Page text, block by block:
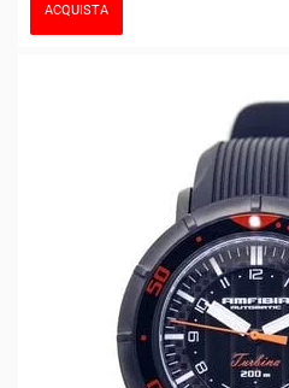
ACQUISTA